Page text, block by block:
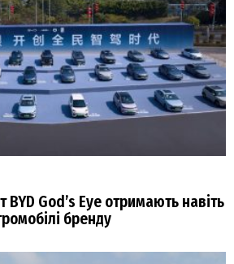
BYD God’s Eye отримають навіть
бренду